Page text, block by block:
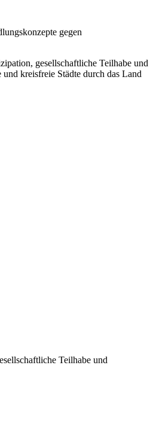
gegen
gesellschaftliche Teilhabe und
kreisfreie Städte durch das Land
Teilhabe und